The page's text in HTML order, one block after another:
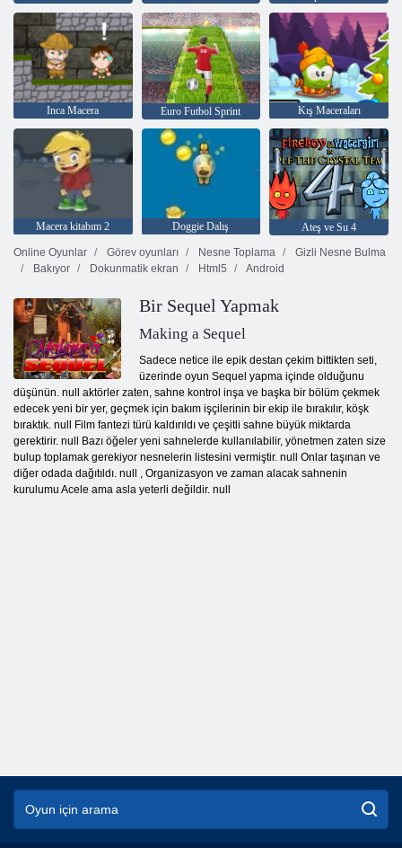
Inca Macera Euro Futbol Sprint Kış Maceraları
Macera kitabım 2 Doggie Dalış
Ateş ve Su 4
Online Oyunlar
Görev oyunları Nesne Toplama
Gizli Nesne Bulma
Bakıyor
Dokunmatik ekran Html5 Android
Bir Sequel Yapmak
Making a Sequel
Sadece netice ile epik destan çekim bittikten seti,
üzerinde oyun Sequel yapma içinde olduğunu
düşünün. null aktörler zaten, sahne kontrol inşa ve başka bir bölüm çekmek
edecek yeni bir yer, geçmek için bakım işçilerinin bir ekip ile bırakılır, köşk
bıraktık. null Film fantezi türü kaldırıldı ve çeşitli sahne büyük miktarda
gerektirir. null Bazı öğeler yeni sahnelerde kullanılabilir, yönetmen zaten size
bulup toplamak gerekiyor nesnelerin listesini vermiştir. null Onlar taşınan ve
diğer odada dağıtıldı. null , Organizasyon ve zaman alacak sahnenin
kurulumu Acele ama asla yeterli değildir. null